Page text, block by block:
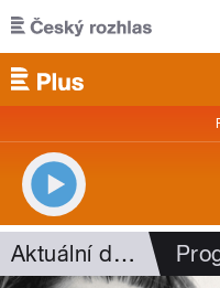
Přejít k hlavnímu obsahu
Aktuální dění